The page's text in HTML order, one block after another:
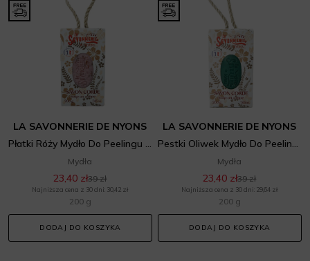
LA SAVONNERIE DE NYONS
Płatki Róży Mydło Do Peelingu Na Sznurku
Mydła
23,40 zł39 zł
Najniższa cena z 30 dni: 30,42 zł
200 g
DODAJ DO KOSZYKA
LA SAVONNERIE DE NYONS
Pestki Oliwek Mydło Do Peelingu Na Sznurku
Mydła
23,40 zł39 zł
Najniższa cena z 30 dni: 29,64 zł
200 g
DODAJ DO KOSZYKA